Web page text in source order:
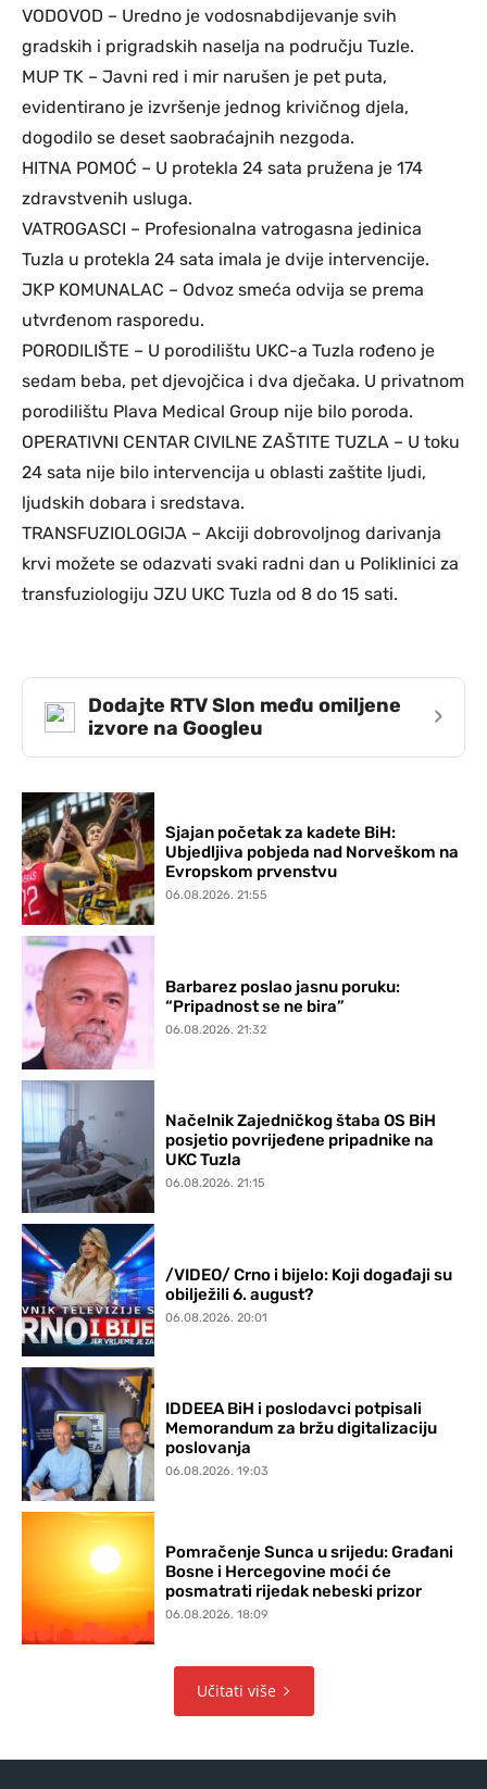
VODOVOD – Uredno je vodosnabdijevanje svih
gradskih i prigradskih naselja na području Tuzle.
MUP TK – Javni red i mir narušen je pet puta,
evidentirano je izvršenje jednog krivičnog djela,
dogodilo se deset saobraćajnih nezgoda.
HITNA POMOĆ – U protekla 24 sata pružena je 174
zdravstvenih usluga.
VATROGASCI – Profesionalna vatrogasna jedinica
Tuzla u protekla 24 sata imala je dvije intervencije.
JKP KOMUNALAC – Odvoz smeća odvija se prema
utvrđenom rasporedu.
PORODILIŠTE – U porodilištu UKC-a Tuzla rođeno je
sedam beba, pet djevojčica i dva dječaka. U privatnom
porodilištu Plava Medical Group nije bilo poroda.
OPERATIVNI CENTAR CIVILNE ZAŠTITE TUZLA – U toku
24 sata nije bilo intervencija u oblasti zaštite ljudi,
ljudskih dobara i sredstava.
TRANSFUZIOLOGIJA – Akciji dobrovoljnog darivanja
krvi možete se odazvati svaki radni dan u Poliklinici za
transfuziologiju JZU UKC Tuzla od 8 do 15 sati.
Dodajte RTV Slon među omiljene
izvore na Googleu
›
Sjajan početak za kadete BiH:
Ubjedljiva pobjeda nad Norveškom na
Evropskom prvenstvu
06.08.2026. 21:55
Barbarez poslao jasnu poruku:
“Pripadnost se ne bira”
06.08.2026. 21:32
Načelnik Zajedničkog štaba OS BiH
posjetio povrijeđene pripadnike na
UKC Tuzla
06.08.2026. 21:15
/VIDEO/ Crno i bijelo: Koji događaji su
obilježili 6. august?
06.08.2026. 20:01
IDDEEA BiH i poslodavci potpisali
Memorandum za bržu digitalizaciju
poslovanja
06.08.2026. 19:03
Pomračenje Sunca u srijedu: Građani
Bosne i Hercegovine moći će
posmatrati rijedak nebeski prizor
06.08.2026. 18:09
Učitati više